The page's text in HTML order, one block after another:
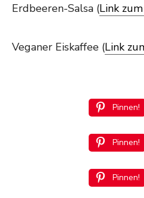
Erdbeeren-Salsa (Link
Veganer Eiskaffee (Link
Pinnen!
Pinnen!
Pinnen!